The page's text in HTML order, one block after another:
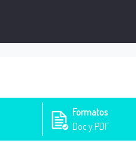
Formatos
Doc y PDF